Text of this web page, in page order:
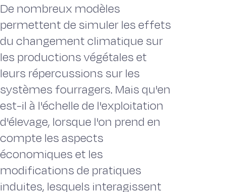
De nombreux modèles
permettent de simuler les effets
du changement climatique sur
les productions végétales et
leurs répercussions sur les
systèmes fourragers. Mais qu'en
est-il à l'échelle de l'exploitation
d'élevage, lorsque l'on prend en
compte les aspects
économiques et les
modifications de pratiques
induites, lesquels interagissent